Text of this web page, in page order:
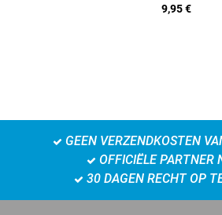
9,95€
GEEN VERZENDKOSTEN
OFFICIËLE PARTNER
30 DAGEN RECHT OP